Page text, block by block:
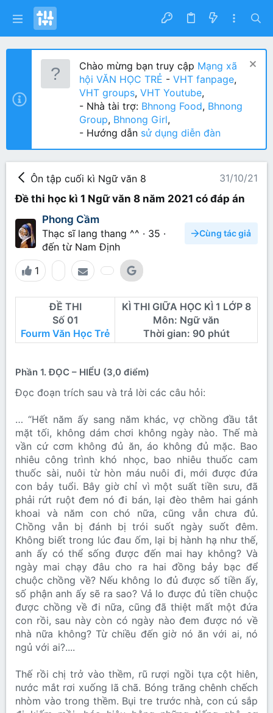
Chào mừng bạn truy cập Mạng xã
hội VĂN HỌC TRẺ - VHT fanpage,
VHT groups, VHT Youtube,
- Nhà tài trợ: Bhnong Food, Bhnong
Group, Bhnong Girl,
- Hướng dẫn sử dụng diễn đàn
Ôn tập cuối kì Ngữ văn 8
31/10/21
Đề thi học kì 1 Ngữ văn 8 năm 2021 có đáp án
Phong Cầm
Thạc sĩ lang thang ^^ · 35 ·
đến từ Nam Định
Cùng tác giả
1
ĐỀ THI
Số 01
Fourm Văn Học Trẻ
KÌ THI GIỮA HỌC KÌ 1 LỚP 8
Môn: Ngữ văn
Thời gian: 90 phút
Phần 1. ĐỌC – HIỂU (3,0 điểm)
Đọc đoạn trích sau và trả lời các câu hỏi:
… “Hết năm ấy sang năm khác, vợ chồng đầu tắt
mặt tối, không dám chơi không ngày nào. Thế mà
vần cứ cơm không đủ ăn, áo không đủ mặc. Bao
nhiêu công trình khó nhọc, bao nhiêu thuốc cam
thuốc sài, nuôi từ hòn máu nuôi đi, mới được đứa
con bảy tuổi. Bây giờ chỉ vì một suất tiền sưu, đã
phải rứt ruột đem nó đi bán, lại đèo thêm hai gánh
khoai và năm con chó nữa, cũng vẫn chưa đủ.
Chồng vẫn bị đánh bị trói suốt ngày suốt đêm.
Không biết trong lúc đau ốm, lại bị hành hạ như thế,
anh ấy có thể sống được đến mai hay không? Và
ngày mai chạy đâu cho ra hai đồng bảy bạc để
chuộc chồng về? Nếu không lo đủ được số tiền ấy,
số phận anh ấy sẽ ra sao? Vả lo được đủ tiền chuộc
được chồng về đi nữa, cũng đã thiệt mất một đứa
con rồi, sau này còn có ngày nào đem được nó về
nhà nữa không? Từ chiều đến giờ nó ăn với ai, nó
ngủ với ai?....
Thế rồi chị trở vào thềm, rũ rượi ngồi tựa cột hiên,
nước mắt rơi xuống lã chã. Bóng trăng chênh chếch
nhòm vào trong thềm. Bụi tre trước nhà, con cú sắp